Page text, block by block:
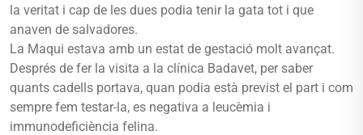
la veritat i cap de les dues podia tenir la gata tot i que
anaven de salvadores.
La Maqui estava amb un estat de gestació molt avançat.
Després de fer la visita a la clínica Badavet, per saber
quants cadells portava, quan podia està previst el part i com
sempre fem testar-la, es negativa a leucèmia i
immunodeficiència felina.